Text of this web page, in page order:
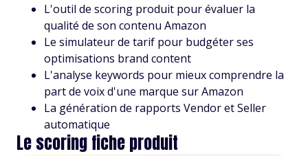
L'outil de scoring produit pour évaluer la
qualité de son contenu Amazon
Le simulateur de tarif pour budgéter ses
optimisations brand content
L'analyse keywords pour mieux comprendre la
part de voix d'une marque sur Amazon
La génération de rapports Vendor et Seller
automatique
Le scoring fiche produit